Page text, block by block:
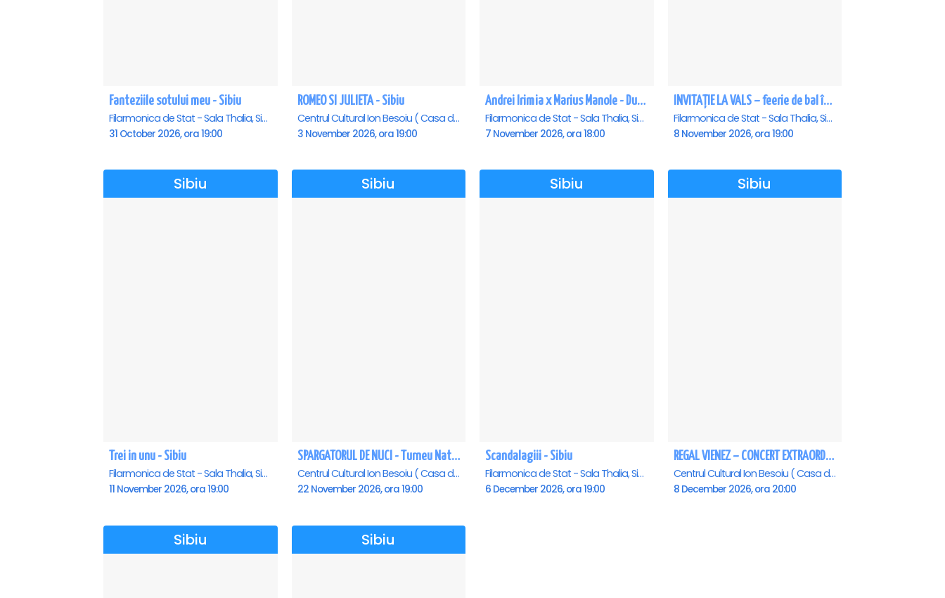
Fanteziile sotului meu - Sibiu
Filarmonica de Stat - Sala Thalia, Sibiu
31 October 2026, ora 19:00
ROMEO SI JULIETA - Sibiu
Centrul Cultural Ion Besoiu ( Casa de Cultura a Sindicatelor ), Sibiu
3 November 2026, ora 19:00
Andrei Irimia x Marius Manole - Dublă lansare de album | Lumini și Umbre - Sibiu
Filarmonica de Stat - Sala Thalia, Sibiu
7 November 2026, ora 18:00
INVITAȚIE LA VALS – feerie de bal în paşi de dans - Sibiu
Filarmonica de Stat - Sala Thalia, Sibiu
8 November 2026, ora 19:00
Sibiu
Trei in unu - Sibiu
Filarmonica de Stat - Sala Thalia, Sibiu
11 November 2026, ora 19:00
Sibiu
SPARGATORUL DE NUCI - Turneu National - Sibiu
Centrul Cultural Ion Besoiu ( Casa de Cultura a Sindicatelor ), Sibiu
22 November 2026, ora 19:00
Sibiu
Scandalagiii - Sibiu
Filarmonica de Stat - Sala Thalia, Sibiu
6 December 2026, ora 19:00
Sibiu
REGAL VIENEZ – CONCERT EXTRAORDINAR DE CRACIUN - Sibiu
Centrul Cultural Ion Besoiu ( Casa de Cultura a Sindicatelor ), Sibiu
8 December 2026, ora 20:00
Sibiu Sibiu